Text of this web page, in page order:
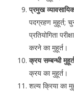
प्रमुख
पदग्रहण मुहूर्त;
प्रतियोगिता
करने का मुहूर्त।
क्रय सम्बन्धी
क्रय का मुहूर्त।
शल्य क्रिया का